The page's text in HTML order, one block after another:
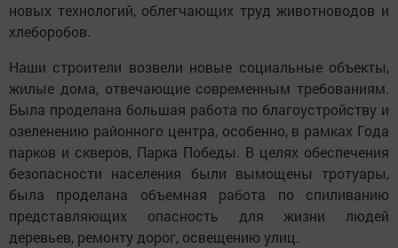
новых технологий, облегчающих труд животноводов и
хлеборобов.
Наши строители возвели новые социальные объекты,
жилые дома, отвечающие современным требованиям.
Была проделана большая работа по благоустройству и
озеленению районного центра, особенно, в рамках Года
парков и скверов, Парка Победы. В целях обеспечения
безопасности населения были вымощены тротуары,
была проделана объемная работа по спиливанию
представляющих опасность для жизни людей
деревьев, ремонту дорог, освещению улиц.